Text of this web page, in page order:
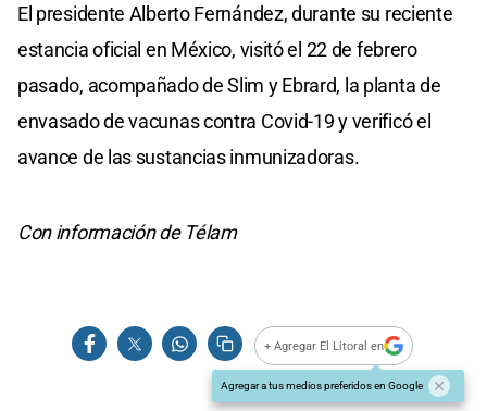
El presidente Alberto Fernández, durante su reciente
estancia oficial en México, visitó el 22 de febrero
pasado, acompañado de Slim y Ebrard, la planta de
envasado de vacunas contra Covid-19 y verificó el
avance de las sustancias inmunizadoras.
Con información de Télam
+ Agregar El Litoral en
Agregar a tus medios preferidos en Google